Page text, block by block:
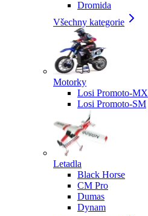
Dromida
Všechny kategorie
Motorky
Losi Promoto-MX
Losi Promoto-SM
Letadla
Black Horse
CM Pro
Dumas
Dynam